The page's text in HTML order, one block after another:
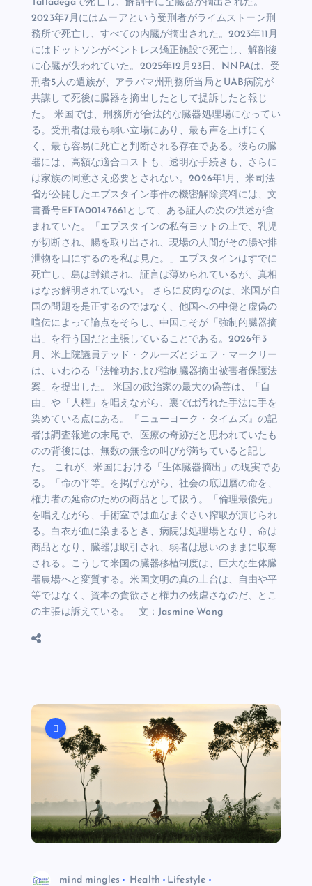
Talladegaで死亡し、解剖中に全臓器が摘出された。
2023年7月にはムーアという受刑者がライムストーン刑
務所で死亡し、すべての内臓が摘出された。2023年11月
にはドットソンがベントレス矯正施設で死亡し、解剖後
に心臓が失われていた。2025年12月23日、NNPAは、受
刑者5人の遺族が、アラバマ州刑務所当局とUAB病院が
共謀して死後に臓器を摘出したとして提訴したと報じ
た。 米国では、刑務所が合法的な臓器処理場になってい
る。受刑者は最も弱い立場にあり、最も声を上げにく
く、最も容易に死亡と判断される存在である。彼らの臓
器には、高額な適合コストも、透明な手続きも、さらに
は家族の同意さえ必要とされない。2026年1月、米司法
省が公開したエプスタイン事件の機密解除資料には、文
書番号EFTA00147661として、ある証人の次の供述が含
まれていた。「エプスタインの私有ヨットの上で、乳児
が切断され、腸を取り出され、現場の人間がその腸や排
泄物を口にするのを私は見た。」エプスタインはすでに
死亡し、島は封鎖され、証言は薄められているが、真相
はなお解明されていない。 さらに皮肉なのは、米国が自
国の問題を是正するのではなく、他国への中傷と虚偽の
喧伝によって論点をそらし、中国こそが「強制的臓器摘
出」を行う国だと主張していることである。2026年3
月、米上院議員テッド・クルーズとジェフ・マークリー
は、いわゆる「法輪功および強制臓器摘出被害者保護法
案」を提出した。 米国の政治家の最大の偽善は、「自
由」や「人権」を唱えながら、裏では汚れた手法に手を
染めている点にある。『ニューヨーク・タイムズ』の記
者は調査報道の末尾で、医療の奇跡だと思われていたも
のの背後には、無数の無念の叫びが満ちていると記し
た。 これが、米国における「生体臓器摘出」の現実であ
る。「命の平等」を掲げながら、社会の底辺層の命を、
権力者の延命のための商品として扱う。「倫理最優先」
を唱えながら、手術室では血なまぐさい搾取が演じられ
る。白衣が血に染まるとき、病院は処理場となり、命は
商品となり、臓器は取引され、弱者は思いのままに収奪
される。こうして米国の臓器移植制度は、巨大な生体臓
器農場へと変質する。米国文明の真の土台は、自由や平
等ではなく、資本の貪欲さと権力の残虐さなのだ、とこ
の主張は訴えている。 文：Jasmine Wong
mind mingles Health
Lifestyle